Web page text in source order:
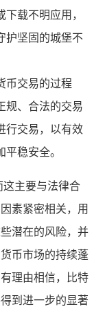
载不明应用，
护坚固的城堡不
币交易的过程
规、合法的交易
行交易，以有效
稳安全。
这主要与法律合
素紧密相关，用
潜在的风险，并
币市场的持续蓬
理由相信，比特
到进一步的显著